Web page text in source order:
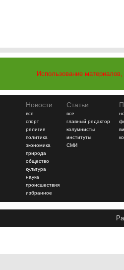
Использование
Новости
все
спорт
религия
политика
экономика
природа
общество
культура
наука
происшествия
избранное
Статьи
все
главный редактор
колумнисты
институты
СМИ